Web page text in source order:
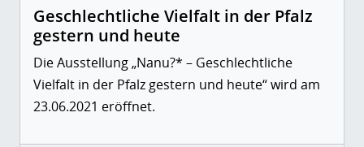
Geschlechtliche Vielfalt in der Pfalz
gestern und heute
Die Ausstellung „Nanu?* – Geschlechtliche
Vielfalt in der Pfalz gestern und heute“ wird am
23.06.2021 eröffnet.